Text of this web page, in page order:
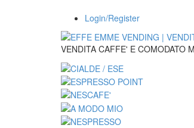
Login/Register
VENDITA CAFFE' E COMODATO